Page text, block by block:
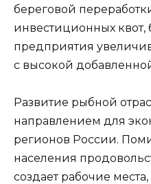
береговой
инвестиционных квот,
предприятия
с высокой
Развитие рыбной
направлением для
регионов России.
населения
создает рабочие